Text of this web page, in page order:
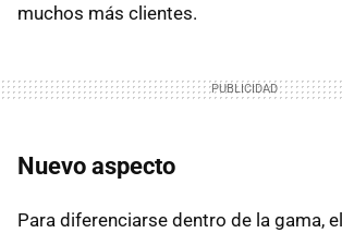
muchos más clientes.
Nuevo aspecto
Para diferenciarse dentro de la gama,